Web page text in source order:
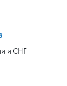
и СНГ